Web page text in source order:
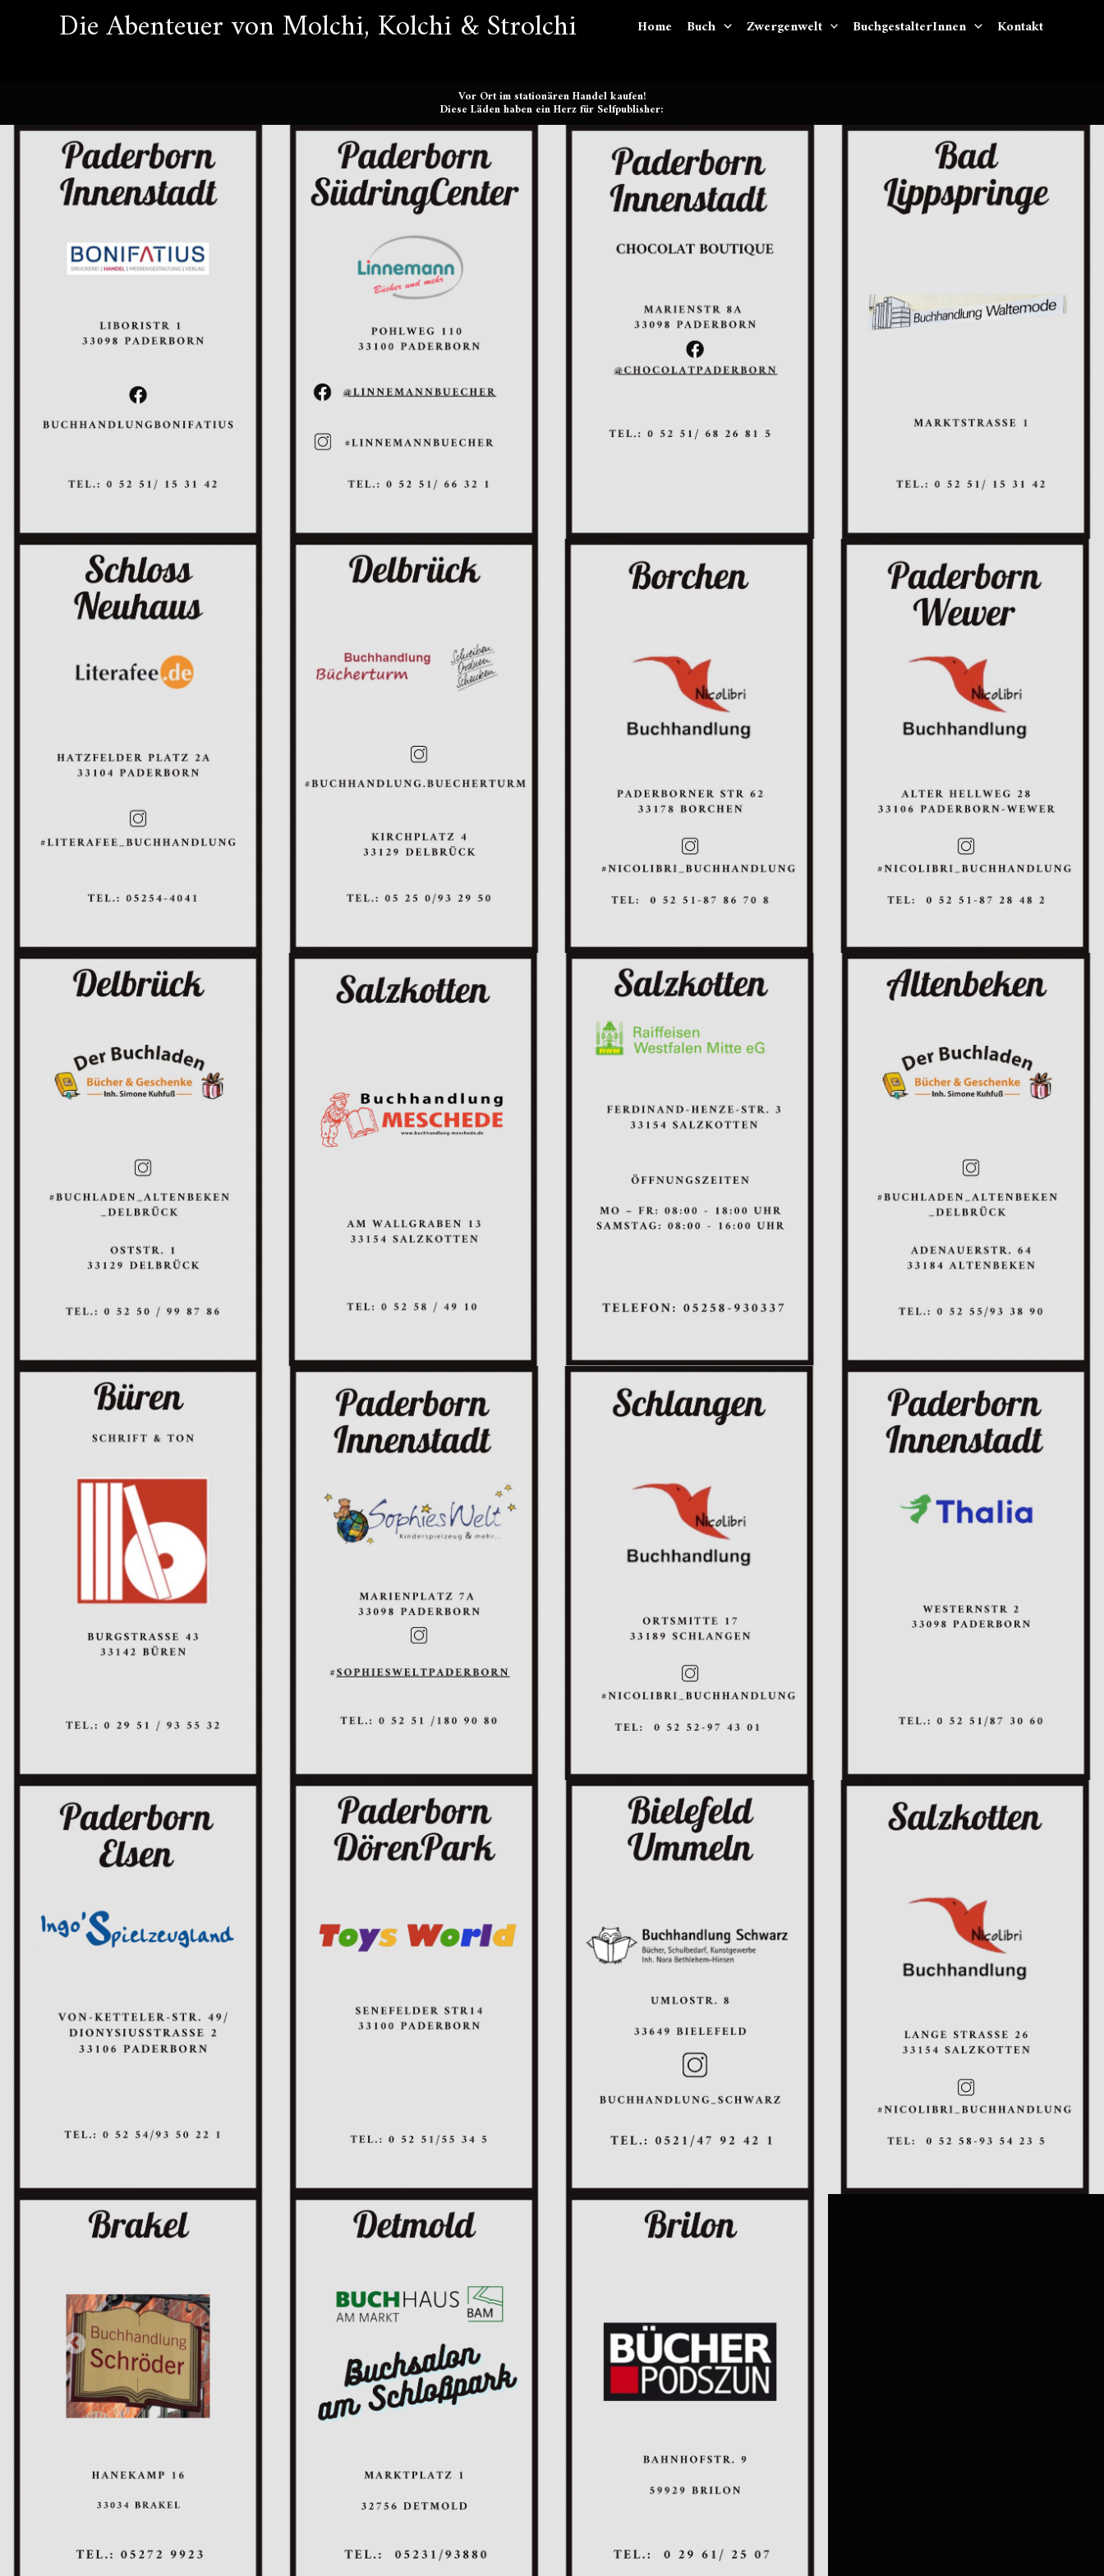
Die Abenteuer von Molchi, Kolchi & Strolchi Home Buch Zwergenwelt BuchgestalterInnen Kontakt
Vor Ort im stationären Handel kaufen!
Diese Läden haben ein Herz für Selfpublisher: